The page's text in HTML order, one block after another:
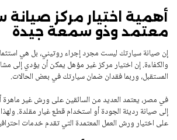
أهمية اختيار مركز صيانة
معتمد وذو سمعة جيدة
إن صيانة سيارتك ليست مجرد إجراء روتيني، بل هي
والكفاءة. إن اختيار مركز غير مؤهل يمكن أن يؤدي إلى
المستقبل، وربما فقدان ضمان سيارتك في بعض الحالات.
في مصر، يعتمد العديد من السائقين على ورش غير ماهرة
إلى صيانة رديئة الجودة أو استخدام قطع غيار مقلدة.
على اختيار ورش العمل المعتمدة التي تقدم خدمات